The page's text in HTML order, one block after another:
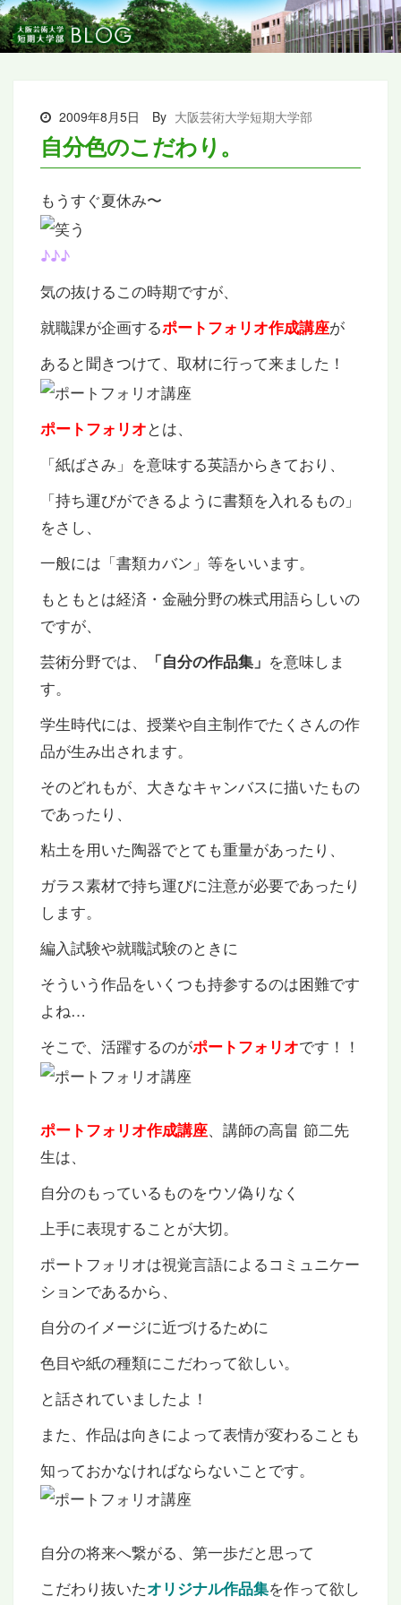
2009年8月5日 By 大阪芸術大学短期大学部
自分色のこだわり。
もうすぐ夏休み〜
♪♪♪
気の抜けるこの時期ですが、
就職課が企画するポートフォリオ作成講座が
あると聞きつけて、取材に行って来ました！
ポートフォリオとは、
「紙ばさみ」を意味する英語からきており、
「持ち運びができるように書類を入れるもの」
をさし、
一般には「書類カバン」等をいいます。
もともとは経済・金融分野の株式用語らしいの
ですが、
芸術分野では、
「自分の作品集」 を意味しま
す。
学生時代には、授業や自主制作でたくさんの作
品が生み出されます。
そのどれもが、大きなキャンバスに描いたもの
であったり、
粘土を用いた陶器でとても重量があったり、
ガラス素材で持ち運びに注意が必要であったり
します。
編入試験や就職試験のときに
そういう作品をいくつも持参するのは困難です
よね…
そこで、活躍するのがポートフォリオです！！
ポートフォリオ作成講座、講師の高畠 節二先
生は、
自分のもっているものをウソ偽りなく
上手に表現することが大切。
ポートフォリオは視覚言語によるコミュニケー
ションであるから、
自分のイメージに近づけるために
色目や紙の種類にこだわって欲しい。
と話されていましたよ！
また、作品は向きによって表情が変わることも
知っておかなければならないことです。
自分の将来へ繋がる、第一歩だと思って
こだわり抜いたオリジナル作品集を作って欲し